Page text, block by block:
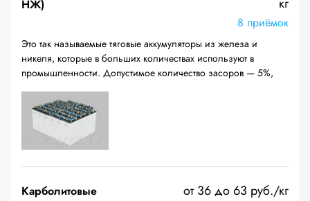
НЖ)
8 приёмок
Это так называемые тяговые аккумуляторы из железа и
никеля, которые в больших количествах используют в
промышленности. Допустимое количество засоров — 5%,
Карболитовые от 36 до 63 руб./кг